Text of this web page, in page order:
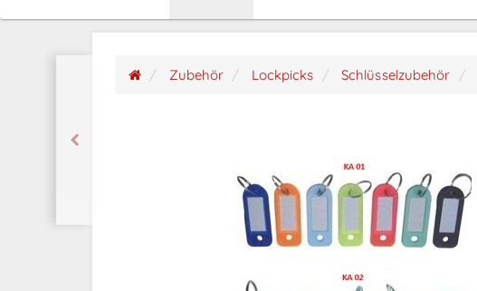
Zubehör Lockpicks Schlüsselzubehör